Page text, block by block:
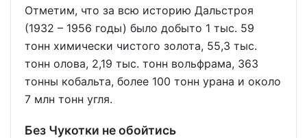
Отметим, что за всю историю Дальстроя
(1932 – 1956 годы) было добыто 1 тыс. 59
тонн химически чистого золота, 55,3 тыс.
тонн олова, 2,19 тыс. тонн вольфрама, 363
тонны кобальта, более 100 тонн урана и около
7 млн тонн угля.
Без Чукотки не обойтись